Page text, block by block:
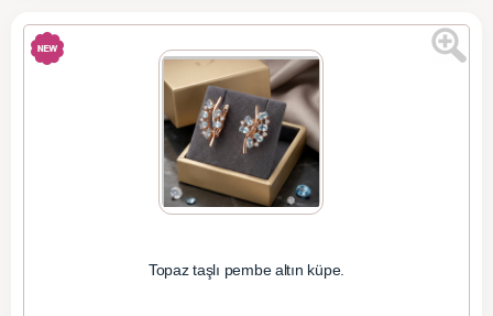
Topaz taşlı pembe altın küpe.